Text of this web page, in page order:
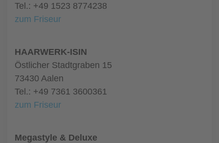
Tel.: +49 1523 8774238
zum Friseur
HAARWERK-ISIN
Östlicher Stadtgraben 15
73430 Aalen
Tel.: +49 7361 3600361
zum Friseur
Megastyle & Deluxe